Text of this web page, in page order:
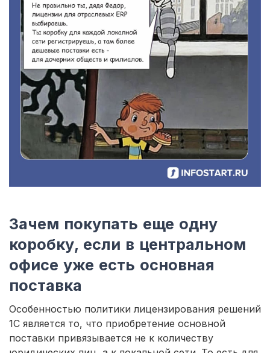
Зачем покупать еще одну
коробку, если в центральном
офисе уже есть основная
поставка
Особенностью политики лицензирования решений
1С является то, что приобретение основной
поставки привязывается не к количеству